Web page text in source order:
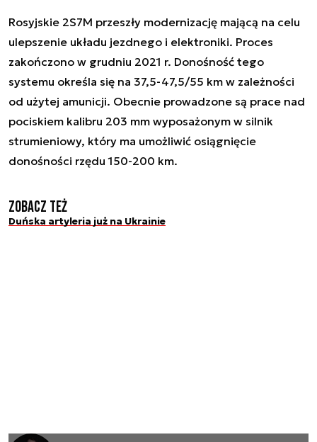
Rosyjskie 2S7M przeszły modernizację mającą na celu
ulepszenie układu jezdnego i elektroniki. Proces
zakończono w grudniu 2021 r. Donośność tego
systemu określa się na 37,5-47,5/55 km w zależności
od użytej amunicji. Obecnie prowadzone są prace nad
pociskiem kalibru 203 mm wyposażonym w silnik
strumieniowy, który ma umożliwić osiągnięcie
donośności rzędu 150-200 km.
Zobacz też
Duńska artyleria już na Ukrainie